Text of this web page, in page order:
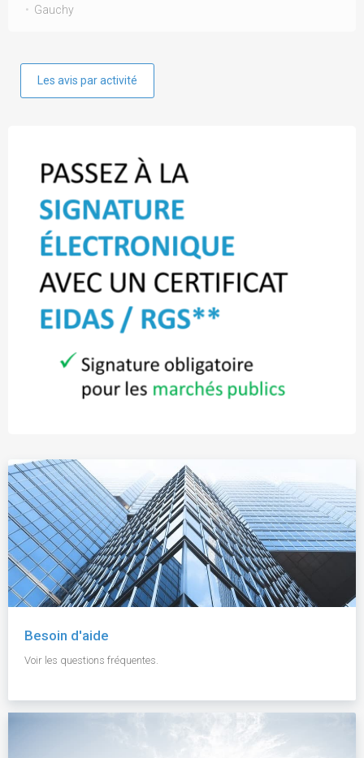
Gauchy
Les avis par activité
Besoin d'aide
Voir les questions fréquentes.